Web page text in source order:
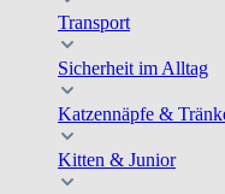
Transport
Sicherheit im Alltag
Katzennäpfe &
Kitten & Junior